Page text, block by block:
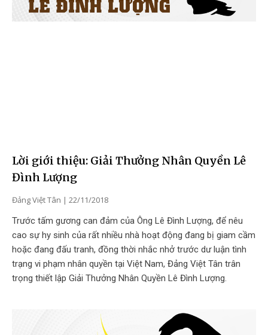
Lời giới thiệu: Giải Thưởng Nhân Quyền Lê
Đình Lượng
Đảng Việt Tân
22/11/2018
Trước tấm gương can đảm của Ông Lê Đình Lượng, để nêu
cao sự hy sinh của rất nhiều nhà hoạt động đang bị giam cầm
hoặc đang đấu tranh, đồng thời nhắc nhở trước dư luận tình
trạng vi phạm nhân quyền tại Việt Nam, Đảng Việt Tân trân
trọng thiết lập Giải Thưởng Nhân Quyền Lê Đình Lượng.